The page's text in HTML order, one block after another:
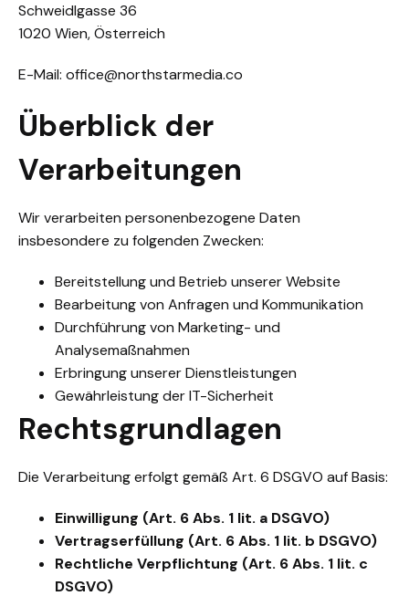
Schweidlgasse 36
1020 Wien, Österreich
E-Mail: office@northstarmedia.co
Überblick der
Verarbeitungen
Wir verarbeiten personenbezogene Daten
insbesondere zu folgenden Zwecken:
Bereitstellung und Betrieb unserer Website
Bearbeitung von Anfragen und Kommunikation
Durchführung von Marketing- und
Analysemaßnahmen
Erbringung unserer Dienstleistungen
Gewährleistung der IT-Sicherheit
Rechtsgrundlagen
Die Verarbeitung erfolgt gemäß Art. 6 DSGVO auf Basis:
Einwilligung (Art. 6 Abs. 1 lit. a DSGVO)
Vertragserfüllung (Art. 6 Abs. 1 lit. b DSGVO)
Rechtliche Verpflichtung (Art. 6 Abs. 1 lit. c
DSGVO)